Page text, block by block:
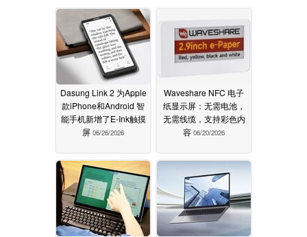
Dasung Link 2 为Apple
款iPhone和Android 智
能手机新增了E-Ink触摸
屏 06/26/2026
Waveshare NFC 电子
纸显示屏：无需电池，
无需线缆，支持彩色内
容 06/20/2026